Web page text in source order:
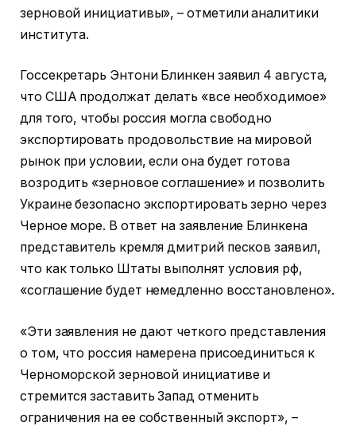
зерновой инициативы», – отметили аналитики
института.
Госсекретарь Энтони Блинкен заявил 4 августа,
что США продолжат делать «все необходимое»
для того, чтобы россия могла свободно
экспортировать продовольствие на мировой
рынок при условии, если она будет готова
возродить «зерновое соглашение» и позволить
Украине безопасно экспортировать зерно через
Черное море. В ответ на заявление Блинкена
представитель кремля дмитрий песков заявил,
что как только Штаты выполнят условия рф,
«соглашение будет немедленно восстановлено».
«Эти заявления не дают четкого представления
о том, что россия намерена присоединиться к
Черноморской зерновой инициативе и
стремится заставить Запад отменить
ограничения на ее собственный экспорт», –